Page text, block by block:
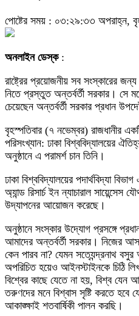
পোষ্টের সময় : ০৩:২৯:৩৩ অপরাহ্ন,
অনলাইন ডেস্ক:
রাষ্ট্রের প্রয়োজনীয় সব সংস্কারের
নিতে প্রস্তুত অন্তর্বর্তী সরকার। সে
চেয়েছেন অন্তর্বর্তী সরকার প্রধান
বৃহস্পতিবার (৭ নভেম্বর) রাজধানীর
পরিসংখ্যান: ঢাকা বিশ্ববিদ্যালয়ের
অনুষ্ঠানে এ পরামর্শ চান তিনি।
ঢাকা বিশ্ববিদ্যালয়ের পদার্থবিদ্যা
অ্যান্ড রিসার্চ ইন ন্যাচারাল সায়েন্সেস
উদ্‌যাপনের আয়োজন করেছে।
অনুষ্ঠানে সংস্কার উদ্যোগ প্রসঙ্গে
আমাদের অন্তর্বর্তী সরকার। নিজের
কেন পারব না? যেমন সত্যেন্দ্রনাথ
অপরিচিত হয়েও আইনস্টাইনকে চিঠি
বিশ্বের কাছে যেতে না হয়, বিশ্ব
তরুণদের মনে বিশ্বাস সৃষ্টি করতে
আকাঙ্ক্ষাই শতবার্ষিকী পালন করছি।